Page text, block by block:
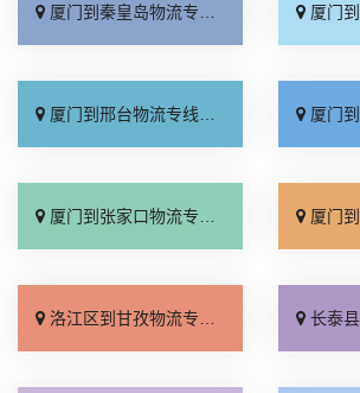
厦门到秦皇岛物流专线_高效运输「运保时效」 厦门到邯郸
厦门到邢台物流专线_专业靠谱「上门提货」 厦门到保定
厦门到张家口物流专线_全境派送「多久能到」 厦门到承德
洛江区到甘孜物流专线_专线快运「一站式托运」 长泰县到甘孜